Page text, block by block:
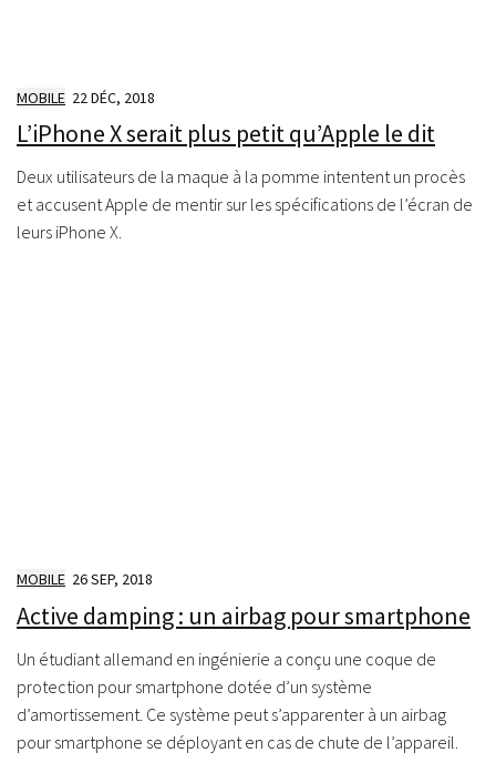
MOBILE 22 DÉC, 2018
L’iPhone X serait plus petit qu’Apple le dit
Deux utilisateurs de la maque à la pomme intentent un procès
et accusent Apple de mentir sur les spécifications de l’écran de
leurs iPhone X.
MOBILE 26 SEP, 2018
Active damping : un airbag pour smartphone
Un étudiant allemand en ingénierie a conçu une coque de
protection pour smartphone dotée d’un système
d’amortissement. Ce système peut s’apparenter à un airbag
pour smartphone se déployant en cas de chute de l’appareil.